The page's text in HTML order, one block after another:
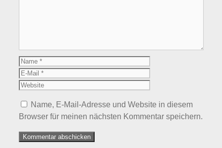
Name
Name, E-Mail-Adresse und Website in diesem
Browser für meinen nächsten Kommentar speichern.